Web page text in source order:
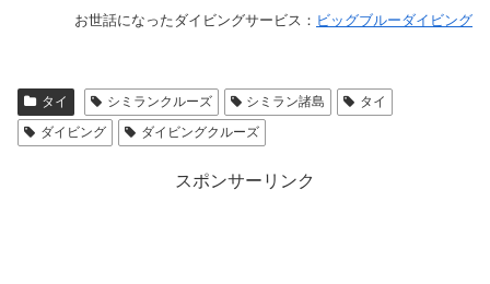
お世話になったダイビングサービス： ビッグブルーダイビング
タイ シミランクルーズ シミラン諸島
タイ
ダイビング
ダイビングクルーズ
スポンサーリンク